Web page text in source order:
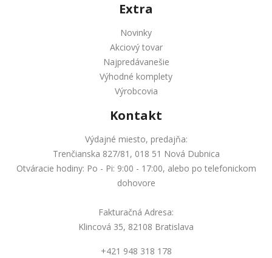
Extra
Novinky
Akciový tovar
Najpredávanešie
Výhodné komplety
Výrobcovia
Kontakt
Výdajné miesto, predajňa:
Trenčianska 827/81, 018 51 Nová Dubnica
Otváracie hodiny: Po - Pi: 9:00 - 17:00, alebo po telefonickom
dohovore
Fakturačná Adresa:
Klincová 35, 82108 Bratislava
+421 948 318 178